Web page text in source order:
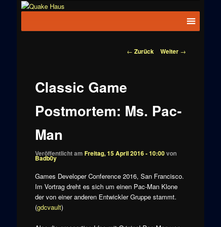
News zu
Beitragsnavigation
← Zurück Weiter →
Classic Game
Postmortem: Ms. Pac-
Man
Veröffentlicht am Freitag, 15 April 2016 - 10:00von
Badb0y
Games Developer Conference 2016, San Francisco.
Im Vortrag dreht es sich um einen Pac-Man Klone
der von einer anderen Entwickler Gruppe stammt.
(gdcvault)